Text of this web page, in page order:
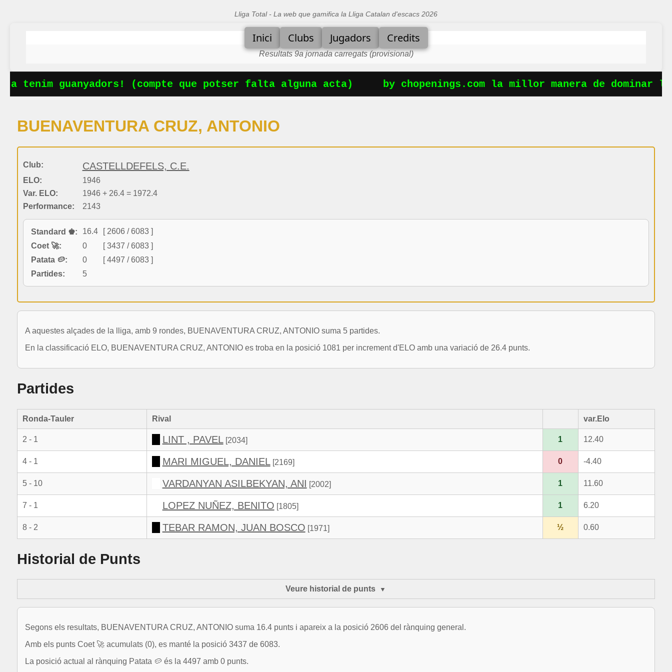
Lliga Total - La web que gamifica la Lliga Catalan d'escacs 2026
Inici Clubs Jugadors Credits
Resultats 9a jornada carregats (provisional)
tenim guanyadors! (compte que potser falta alguna acta) by chopenings.com la millor manera de dominar
BUENAVENTURA CRUZ, ANTONIO
Club: CASTELLDEFELS, C.E.
ELO:
1946
Var. ELO:
1946 + 26.4 = 1972.4
Performance:
2143
Standard ♚: 16.4
[ 2606 / 6083 ]
Coet 🚀:
0
[ 3437 / 6083 ]
Patata 🥔:
0
[ 4497 / 6083 ]
Partides:
5
A aquestes alçades de la lliga, amb 9 rondes, BUENAVENTURA CRUZ, ANTONIO suma 5 partides.
En la classificació ELO, BUENAVENTURA CRUZ, ANTONIO es troba en la posició 1081 per increment d'ELO amb una variació de 26.4 punts.
Partides
Ronda-Tauler Rival var.Elo
2 - 1 LINT , PAVEL[2034] 1 12.40
4 - 1 MARI MIGUEL, DANIEL[2169] 0 -4.40
5 - 10 VARDANYAN ASILBEKYAN, ANI [2002] 1 11.60
7 - 1 LOPEZ NUÑEZ, BENITO [1805] 1 6.20
8 - 2 TEBAR RAMON, JUAN BOSCO [1971] ½ 0.60
Historial de Punts
Veure historial de punts
Segons els resultats, BUENAVENTURA CRUZ, ANTONIO suma 16.4 punts i apareix a la posició 2606 del rànquing general.
Amb els punts Coet 🚀 acumulats (0), es manté la posició 3437 de 6083.
La posició actual al rànquing Patata 🥔 és la 4497 amb 0 punts.